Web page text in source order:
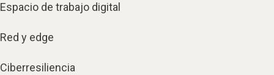
Espacio de trabajo digital
Red y edge
Ciberresiliencia